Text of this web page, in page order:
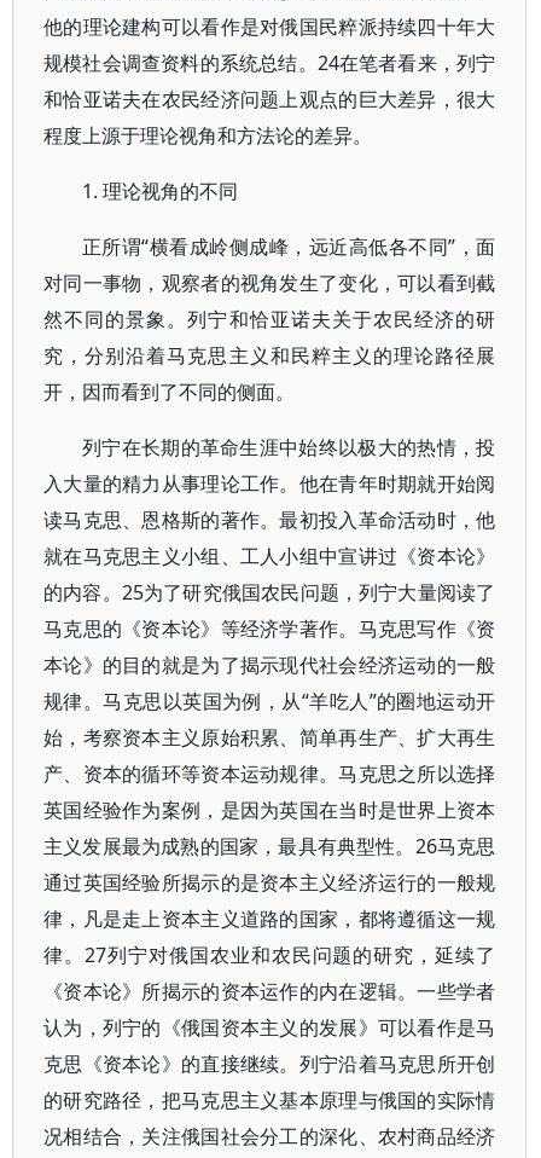
他的理论建构可以看作是对俄国民粹派持续四十年大
规模社会调查资料的系统总结。24在笔者看来，列宁
和恰亚诺夫在农民经济问题上观点的巨大差异，很大
程度上源于理论视角和方法论的差异。
1. 理论视角的不同
正所谓“横看成岭侧成峰，远近高低各不同”，面
对同一事物，观察者的视角发生了变化，可以看到截
然不同的景象。列宁和恰亚诺夫关于农民经济的研
究，分别沿着马克思主义和民粹主义的理论路径展
开，因而看到了不同的侧面。
列宁在长期的革命生涯中始终以极大的热情，投
入大量的精力从事理论工作。他在青年时期就开始阅
读马克思、恩格斯的著作。最初投入革命活动时，他
就在马克思主义小组、工人小组中宣讲过《资本论》
的内容。25为了研究俄国农民问题，列宁大量阅读了
马克思的《资本论》等经济学著作。马克思写作《资
本论》的目的就是为了揭示现代社会经济运动的一般
规律。马克思以英国为例，从“羊吃人”的圈地运动开
始，考察资本主义原始积累、简单再生产、扩大再生
产、资本的循环等资本运动规律。马克思之所以选择
英国经验作为案例，是因为英国在当时是世界上资本
主义发展最为成熟的国家，最具有典型性。26马克思
通过英国经验所揭示的是资本主义经济运行的一般规
律，凡是走上资本主义道路的国家，都将遵循这一规
律。27列宁对俄国农业和农民问题的研究，延续了
《资本论》所揭示的资本运作的内在逻辑。一些学者
认为，列宁的《俄国资本主义的发展》可以看作是马
克思《资本论》的直接继续。列宁沿着马克思所开创
的研究路径，把马克思主义基本原理与俄国的实际情
况相结合，关注俄国社会分工的深化、农村商品经济